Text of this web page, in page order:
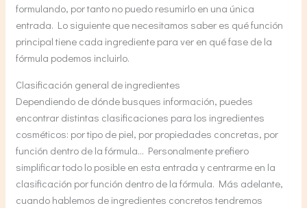
formulando, por tanto no puedo resumirlo en una única
entrada. Lo siguiente que necesitamos saber es qué función
principal tiene cada ingrediente para ver en qué fase de la
fórmula podemos incluirlo.
Clasificación general de ingredientes
Dependiendo de dónde busques información, puedes
encontrar distintas clasificaciones para los ingredientes
cosméticos: por tipo de piel, por propiedades concretas, por
función dentro de la fórmula… Personalmente prefiero
simplificar todo lo posible en esta entrada y centrarme en la
clasificación por función dentro de la fórmula. Más adelante,
cuando hablemos de ingredientes concretos tendremos